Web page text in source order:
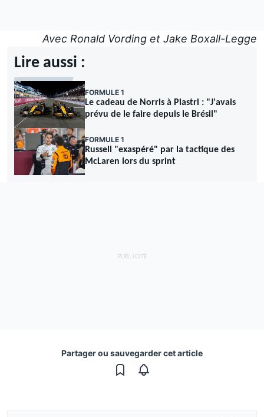
Avec Ronald Vording et Jake Boxall-Legge
Lire aussi :
FORMULE 1
Le cadeau de Norris à Piastri : "J'avais
prévu de le faire depuis le Brésil"
FORMULE 1
Russell "exaspéré" par la tactique des
McLaren lors du sprint
Partager ou sauvegarder cet article